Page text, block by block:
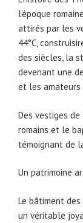
l’époque
attirés par les
44°C,
des siècles, la
devenant une
et les amateurs
Des vestiges de
romains et le
témoignant de
Un patrimoine
Le bâtiment
un véritable